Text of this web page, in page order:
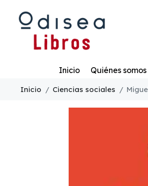
Inicio Quiénes somos
Inicio Ciencias sociales